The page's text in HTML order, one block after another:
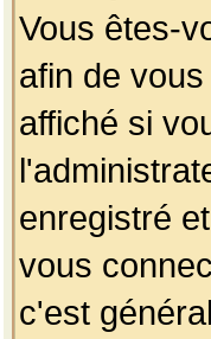
Vous êtes-
afin de
affiché si
enregistré
vous
c'est